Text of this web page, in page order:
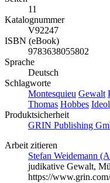
11
Katalognummer
V92247
ISBN (eBook)
9783638055802
Sprache
Deutsch
Schlagworte
Montesquieu Gewalt
Thomas Hobbes
Produktsicherheit
GRIN Publishing
Arbeit zitieren
Stefan Weidemann
judikative Gewalt,
https://